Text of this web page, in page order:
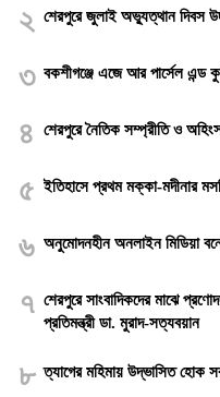
২ শেরপুরে জুলাই অভ্যুত্থান দিবস
৩ বকশীগঞ্জে এজে আর পার্সেল এন্ড
৪ শেরপুরে নৈতিক সম্প্রীতি ও
৫ ইতিহাসে প্রথম মক্কা-মদীনার
৬ অনুমোদনহীন অনলাইন মিডিয়া
৭ শেরপুরে সাংবাদিকদের মাঝে
প্রতিমন্ত্রী ডা. মুরাদ-সত্যবয়ান
৮ ‎ত্যাগের মহিমায় উদ্ভাসিত হোক